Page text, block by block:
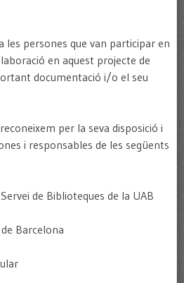
les persones que van participar en
en aquest projecte de
documentació i/o el seu
per la seva disposició i
i responsables de les següents
de Biblioteques de la UAB
Barcelona